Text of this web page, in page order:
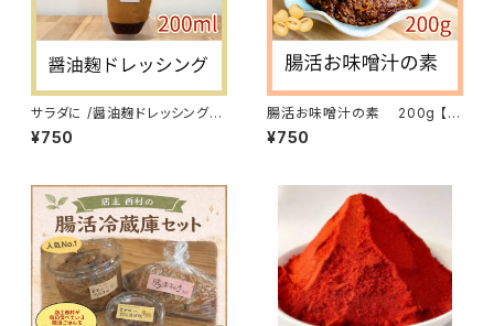
サラダに /醤油麹ドレッシング
こってりタイプ 200ml
¥750
腸活お味噌汁の素 200g 【要
冷蔵】
¥750